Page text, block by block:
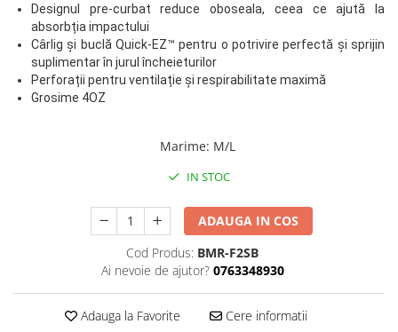
Tricouri / Maiouri
Trening/Compleu
Bluze / Hanorace/Geci
Sepci / Caciuli
Echipament compresie
Proteze/Protectii dentare
Dresuri/Echipament
Accesorii Lupte/Wrestling
Suprafete de lupta/Dotari sala
Suprafete de Lupta/Antrenament
Dotari Sala/Dojo
Designul pre-curbat reduce oboseala, ceea ce ajută la
absorbția impactului
Cârlig și buclă Quick-EZ™ pentru o potrivire perfectă și sprijin
suplimentar în jurul încheieturilor
Perforații pentru ventilație și respirabilitate maximă
Grosime 4OZ
Marime: M/L
IN STOC
ADAUGA IN COS
Cod Produs: BMR-F2SB
Ai nevoie de ajutor? 0763348930
Adauga la Favorite Cere informatii